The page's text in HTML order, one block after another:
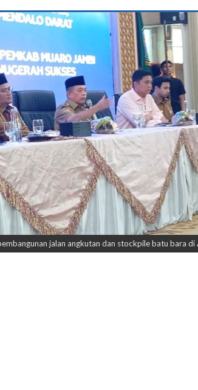
jalan angkutan dan stockpile batu bara